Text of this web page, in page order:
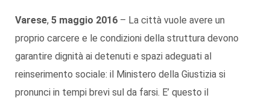
Varese, 5 maggio 2016 – La città vuole avere un
proprio carcere e le condizioni della struttura devono
garantire dignità ai detenuti e spazi adeguati al
reinserimento sociale: il Ministero della Giustizia si
pronunci in tempi brevi sul da farsi. E’ questo il